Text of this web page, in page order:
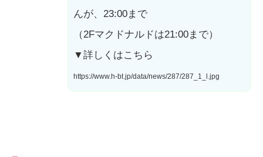
んが、23:00まで
（2Fマクドナルドは21:00まで）
▼詳しくはこちら
https://www.h-bt.jp/data/news/287/287_1_l.jpg